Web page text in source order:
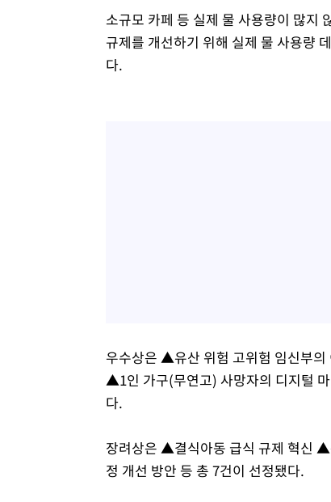
소규모 카페 등 실제 물 사용량이 많지
규제를 개선하기 위해 실제 물 사용량
다.
우수상은 ▲유산 위험 고위험 임신부
▲1인 가구(무연고) 사망자의 디지털
다.
장려상은 ▲결식아동 급식 규제 혁신
정 개선 방안 등 총 7건이 선정됐다.